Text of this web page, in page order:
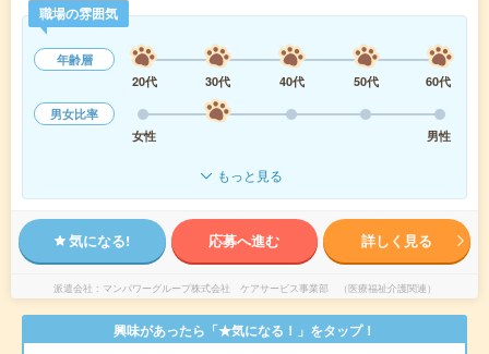
職場の雰囲気
年齢層
20代
30代 40代 50代
60代
男女比率
女性
男性
もっと見る
気になる! 応募へ進む 詳しく見る
派遣会社 マンパワーグループ株式会社 ケアサービス事業部 （医療福祉介護関連）
興味があったら「★気になる！」をタップ！